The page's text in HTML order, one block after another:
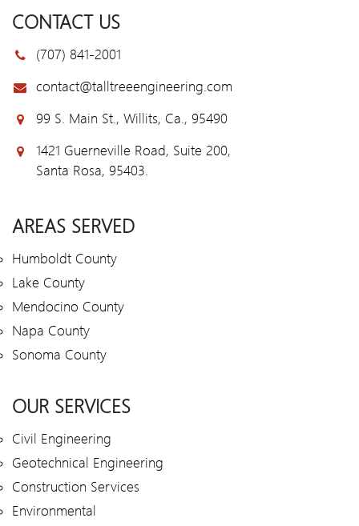
CONTACT US
(707) 841-2001
contact@talltreeengineering.com
99 S. Main St., Willits, Ca., 95490
1421 Guerneville Road, Suite 200,
Santa Rosa, 95403.
AREAS SERVED
Humboldt County
Lake County
Mendocino County
Napa County
Sonoma County
OUR SERVICES
Civil Engineering
Geotechnical Engineering
Construction Services
Environmental